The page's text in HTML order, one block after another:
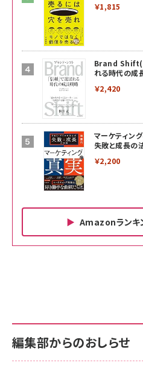
￥1,815
Brand Shift(ブ
れる時代の成
￥2,420
マーケティン
失敗と成長の
￥2,200
Amazonランキ
￥880
anan(アンア
刊 スペシャ
内サポート正
KLMEA128G
NIMASO ガ
内サポート正
KLMEA128G
Amazon eギ
編集部からのおしらせ